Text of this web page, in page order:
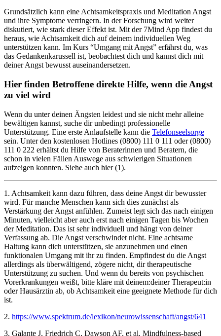
Grundsätzlich kann eine Achtsamkeitspraxis und Meditation Angst
und ihre Symptome verringern. In der Forschung wird weiter
diskutiert, wie stark dieser Effekt ist. Mit der 7Mind App findest du
heraus, wie Achtsamkeit dich auf deinem individuellen Weg
unterstützen kann. Im Kurs “Umgang mit Angst” erfährst du, was
das Gedankenkarussell ist, beobachtest dich und kannst dich mit
deiner Angst bewusst auseinandersetzen.
Hier finden Betroffene direkte Hilfe, wenn die Angst
zu viel wird
Wenn du unter deinen Ängsten leidest und sie nicht mehr alleine
bewältigen kannst, suche dir unbedingt professionelle
Unterstützung. Eine erste Anlaufstelle kann die Telefonseelsorge
sein. Unter den kostenlosen Hotlines (0800) 111 0 111 oder (0800)
111 0 222 erhältst du Hilfe von Beraterinnen und Beratern, die
schon in vielen Fällen Auswege aus schwierigen Situationen
aufzeigen konnten. Siehe auch hier (1).
1. Achtsamkeit kann dazu führen, dass deine Angst dir bewusster
wird. Für manche Menschen kann sich dies zunächst als
Verstärkung der Angst anfühlen. Zumeist legt sich das nach einigen
Minuten, vielleicht aber auch erst nach einigen Tagen bis Wochen
der Meditation. Das ist sehr individuell und hängt von deiner
Verfassung ab. Die Angst verschwindet nicht. Eine achtsame
Haltung kann dich unterstützen, sie anzunehmen und einen
funktionalen Umgang mit ihr zu finden. Empfindest du die Angst
allerdings als überwältigend, zögere nicht, dir therapeutische
Unterstützung zu suchen. Und wenn du bereits von psychischen
Vorerkrankungen weißt, bitte kläre mit deinem:deiner Therapeut:in
oder Hausärztin ab, ob Achtsamkeit eine geeignete Methode für dich
ist.
2. https://www.spektrum.de/lexikon/neurowissenschaft/angst/641
3. Galante J, Friedrich C, Dawson AF, et al. Mindfulness-based